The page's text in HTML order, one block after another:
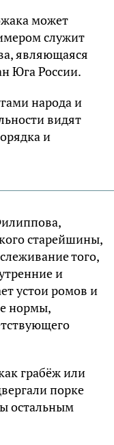
может
служит
являющаяся
Юга России.
народа и
видят
и
старейшины,
того,
и
устои ромов и
нормы,
грабёж или
порке
остальным